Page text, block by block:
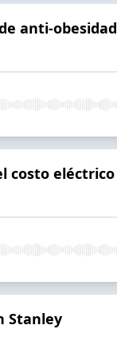
anti-obesidad
costo eléctrico
Stanley